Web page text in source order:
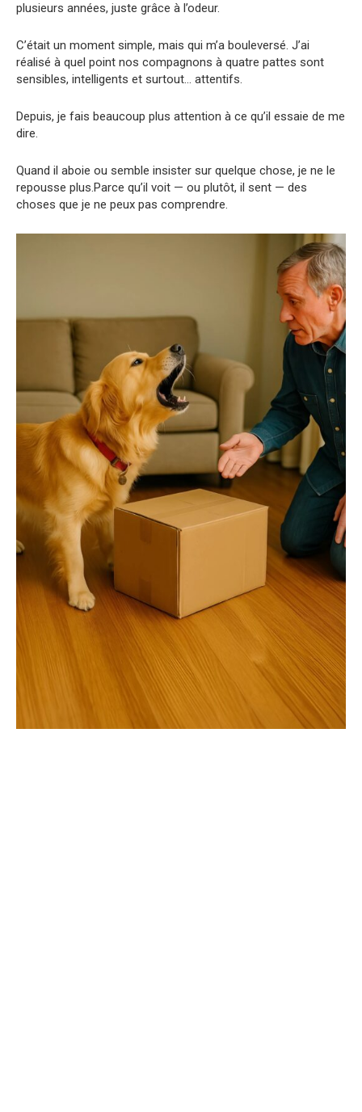
plusieurs années, juste grâce à l’odeur.
C’était un moment simple, mais qui m’a bouleversé. J’ai
réalisé à quel point nos compagnons à quatre pattes sont
sensibles, intelligents et surtout… attentifs.
Depuis, je fais beaucoup plus attention à ce qu’il essaie de me
dire.
Quand il aboie ou semble insister sur quelque chose, je ne le
repousse plus.Parce qu’il voit — ou plutôt, il sent — des
choses que je ne peux pas comprendre.